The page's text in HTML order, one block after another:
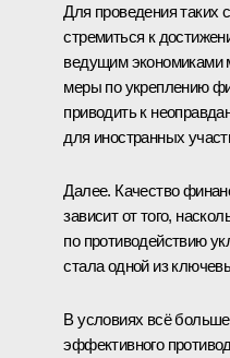
Для проведения
стремиться к
ведущим экономиками
меры по укреплению
приводить к
для иностранных
Далее. Качество
зависит от того,
по противодействию
стала одной из
В условиях всё
эффективного